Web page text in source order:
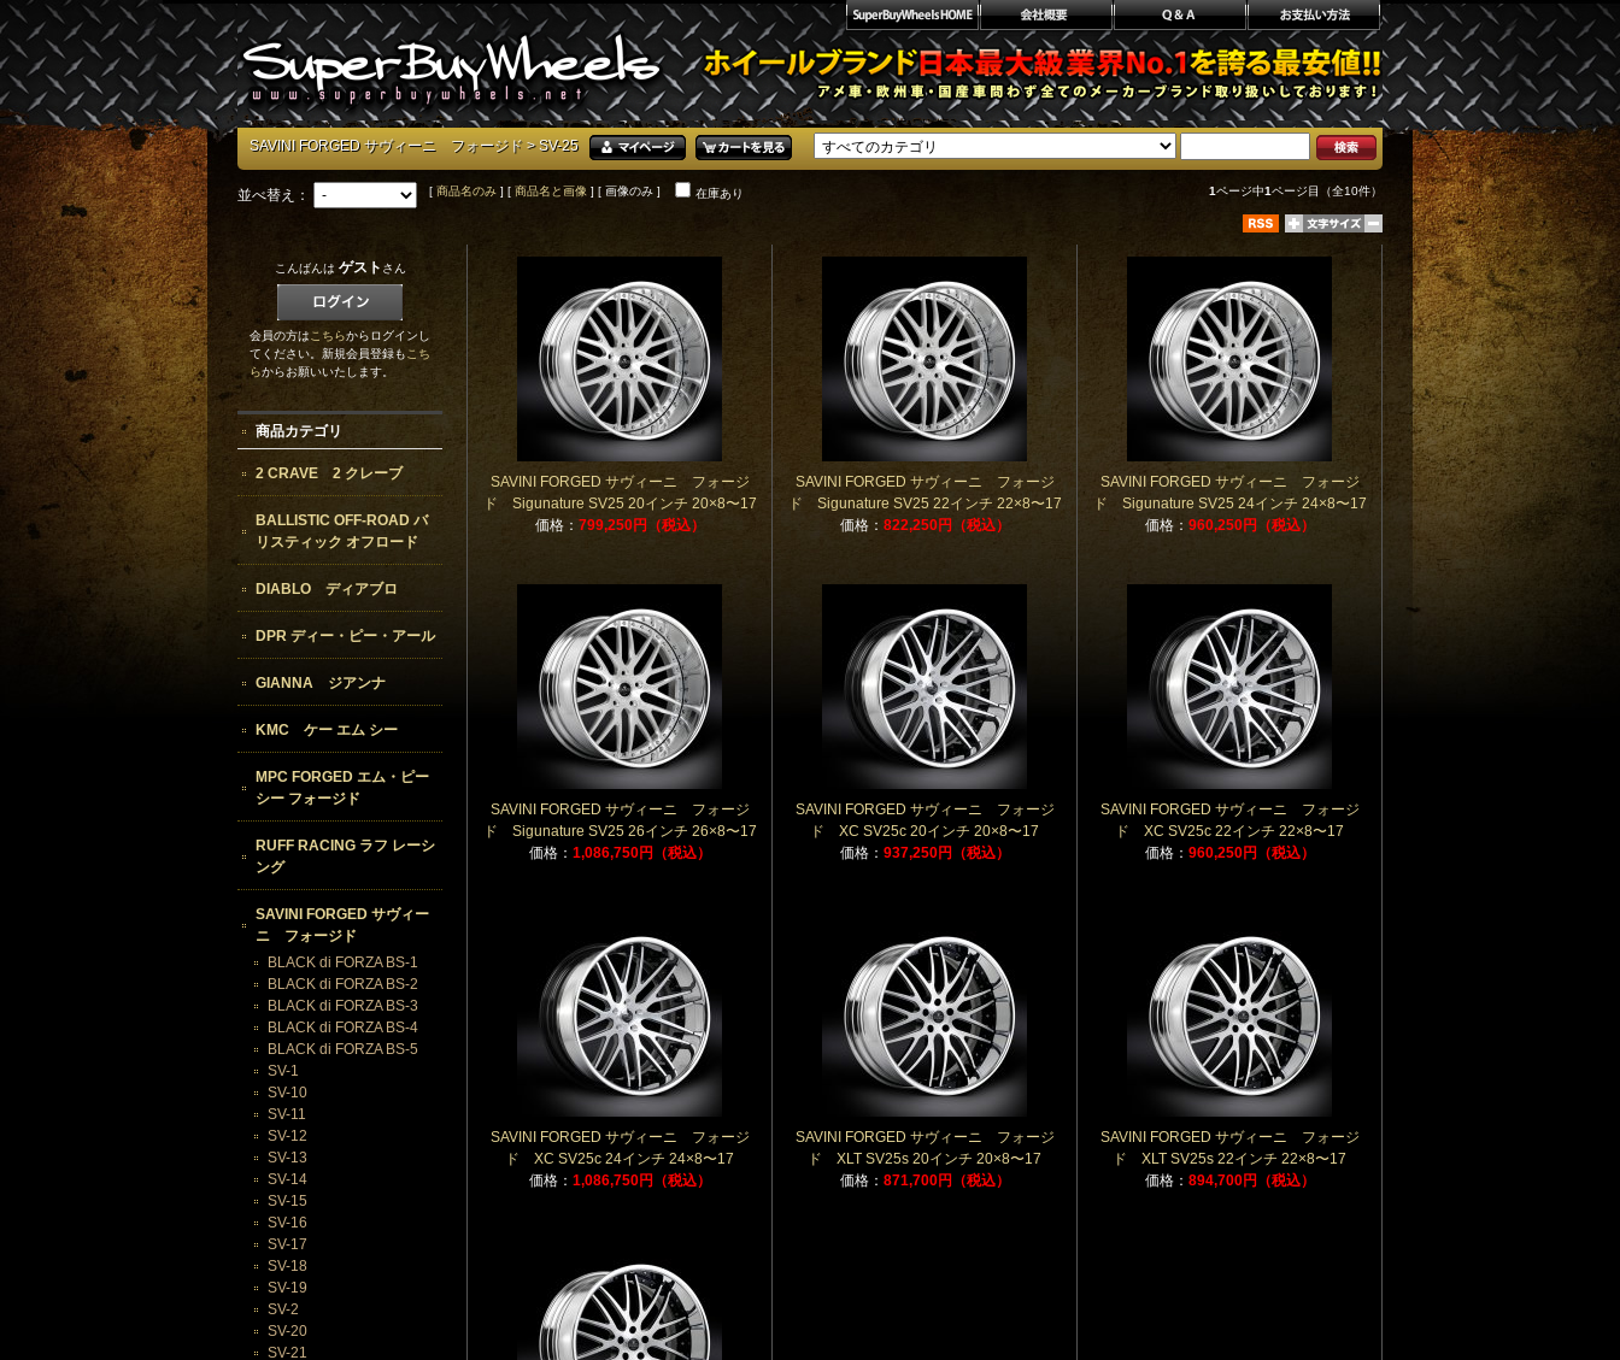
SAVINI FORGED サヴィーニ フォージド > SV-25
並べ替え： [ 商品名のみ ] [ 商品名と画像 ] [ 画像のみ ] 在庫あり 1ページ中1ページ目（全10件）
SAVINI FORGED サヴィーニ フォージ
ド Sigunature SV25 20インチ 20×8〜17
価格： 799,250円（税込）
SAVINI FORGED サヴィーニ フォージ
ド Sigunature SV25 22インチ 22×8〜17
価格： 822,250円（税込）
SAVINI FORGED サヴィーニ フォージ
ド Sigunature SV25 24インチ 24×8〜17
価格： 960,250円（税込）
SAVINI FORGED サヴィーニ フォージ
ド Sigunature SV25 26インチ 26×8〜17
価格： 1,086,750円（税込）
SAVINI FORGED サヴィーニ フォージ
ド XC SV25c 20インチ 20×8〜17
価格： 937,250円（税込）
SAVINI FORGED サヴィーニ フォージ
ド XC SV25c 22インチ 22×8〜17
価格： 960,250円（税込）
SAVINI FORGED サヴィーニ フォージ
ド XC SV25c 24インチ 24×8〜17
価格： 1,086,750円（税込）
SAVINI FORGED サヴィーニ フォージ
ド XLT SV25s 20インチ 20×8〜17
価格： 871,700円（税込）
SAVINI FORGED サヴィーニ フォージ
ド XLT SV25s 22インチ 22×8〜17
価格： 894,700円（税込）
こんばんは ゲスト さん
会員の方はこちらからログインし
てください。新規会員登録もこち
らからお願いいたします。
商品カテゴリ
2 CRAVE 2 クレーブ
BALLISTIC OFF-ROAD バ
リスティック オフロード
DIABLO ディアブロ
DPR ディー・ピー・アール
GIANNA ジアンナ
KMC ケー エム シー
MPC FORGED エム・ピー
シー フォージド
RUFF RACING ラフ レーシ
ング
SAVINI FORGED サヴィー
ニ フォージド
BLACK di FORZA BS-1
BLACK di FORZA BS-2
BLACK di FORZA BS-3
BLACK di FORZA BS-4
BLACK di FORZA BS-5
SV-1
SV-10
SV-11
SV-12
SV-13
SV-14
SV-15
SV-16
SV-17
SV-18
SV-19
SV-2
SV-20
SV-21